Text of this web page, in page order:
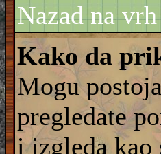
Nazad na vrh
Kako da
Mogu
pregledate
i izgleda